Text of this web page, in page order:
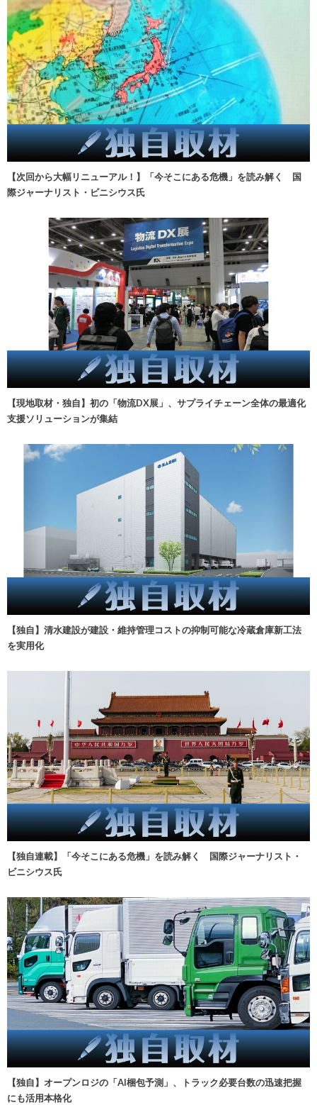
【次回から大幅リニューアル！】「今そこにある危機」を読み解く 国
際ジャーナリスト・ビニシウス氏
【現地取材・独自】初の「物流DX展」、サプライチェーン全体の最適化
支援ソリューションが集結
【独自】清水建設が建設・維持管理コストの抑制可能な冷蔵倉庫新工法
を実用化
【独自連載】「今そこにある危機」を読み解く 国際ジャーナリスト・
ビニシウス氏
【独自】オープンロジの「AI梱包予測」、トラック必要台数の迅速把握
にも活用本格化